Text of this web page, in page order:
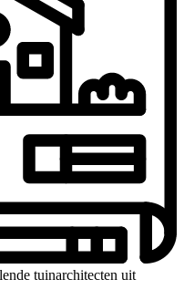
tuinarchitecten uit